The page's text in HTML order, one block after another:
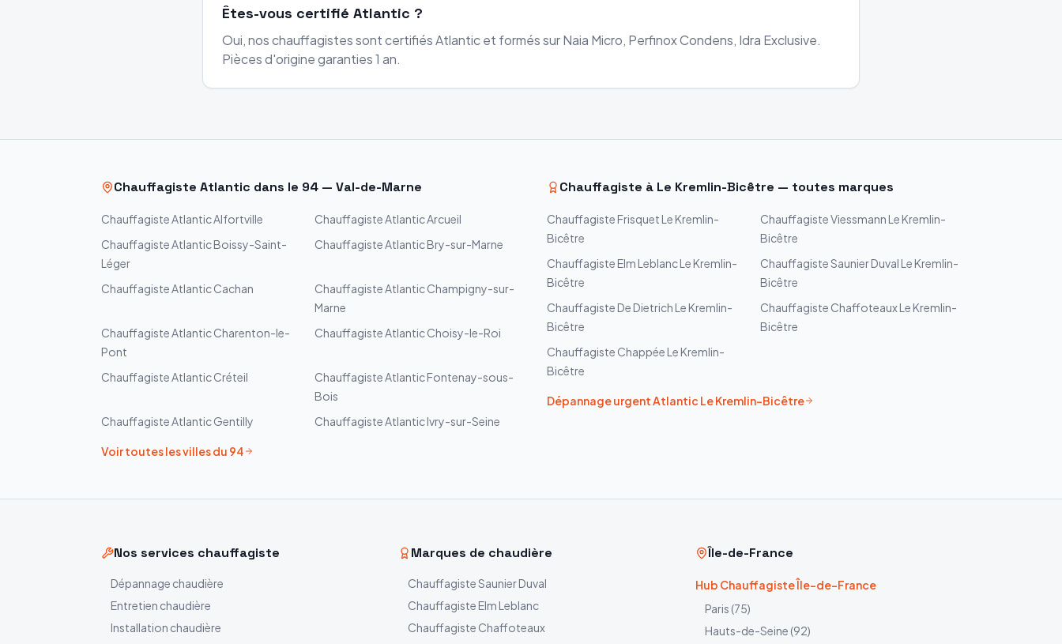
Êtes-vous certifié Atlantic ?
Oui, nos chauffagistes sont certifiés Atlantic et formés sur Naia Micro, Perfinox Condens, Idra Exclusive.
Pièces d'origine garanties 1 an.
Chauffagiste Atlantic dans le 94 — Val-de-Marne
ChauffagisteAtlanticAlfortville ChauffagisteAtlanticArcueil
ChauffagisteAtlanticBoissy-Saint-
Léger
ChauffagisteAtlanticBry-sur-Marne
ChauffagisteAtlanticCachan ChauffagisteAtlanticChampigny-sur-
Marne
ChauffagisteAtlanticCharenton-le-
Pont
ChauffagisteAtlanticChoisy-le-Roi
ChauffagisteAtlanticCréteil ChauffagisteAtlanticFontenay-sous-
Bois
ChauffagisteAtlanticGentilly ChauffagisteAtlanticIvry-sur-Seine
Voir toutes les villes du 94
Chauffagiste à Le Kremlin-Bicêtre — toutes marques
Chauffagiste Frisquet Le Kremlin-
Bicêtre
ChauffagisteViessmann Le Kremlin-
Bicêtre
Chauffagiste Elm LeblancLe Kremlin-
Bicêtre
ChauffagisteSaunier Duval Le Kremlin-
Bicêtre
Chauffagiste De Dietrich Le Kremlin-
Bicêtre
Chauffagiste ChaffoteauxLe Kremlin-
Bicêtre
Chauffagiste Chappée Le Kremlin-
Bicêtre
Dépannage urgentAtlantic Le Kremlin-Bicêtre
Nos services chauffagiste
Dépannage chaudière
Entretien chaudière
Installation chaudière
Marques de chaudière
ChauffagisteSaunier Duval
Chauffagiste Elm Leblanc
Chauffagiste Chaffoteaux
Île-de-France
Hub Chauffagiste Île-de-France
Paris (75)
Hauts-de-Seine (92)